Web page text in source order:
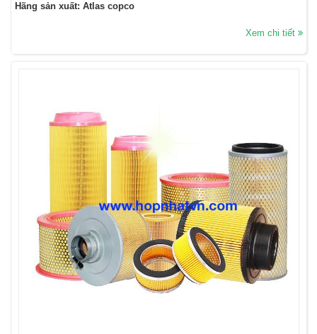
Hãng sản xuất: Atlas copco
Xem chi tiết